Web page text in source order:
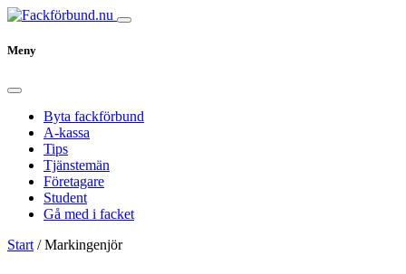
Meny
Byta fackförbund
A-kassa
Tips
Tjänstemän
Företagare
Student
Gå med i facket
Start /Markingenjör